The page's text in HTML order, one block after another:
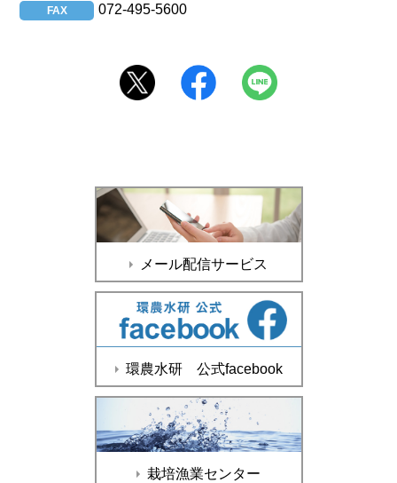
FAX 072-495-5600
メール配信サービス
環農水研 公式facebook
栽培漁業センター